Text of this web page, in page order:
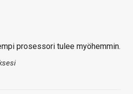
prosessori tulee myöhemmin.